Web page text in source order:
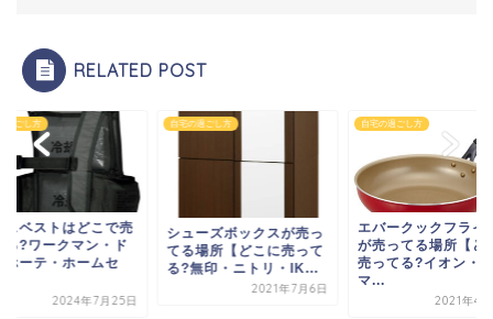
RELATED POST
過ごし方
スベストはどこで売
る?ワークマン・ド
ホーテ・ホームセ
2024年7月25日
自宅の過ごし方
シューズボックスが売っ
てる場所【どこに売って
る?無印・ニトリ・IK...
2021年7月6日
自宅の過ごし方
エバークックフライ
が売ってる場所【ど
売ってる?イオン・
マ...
2021年4